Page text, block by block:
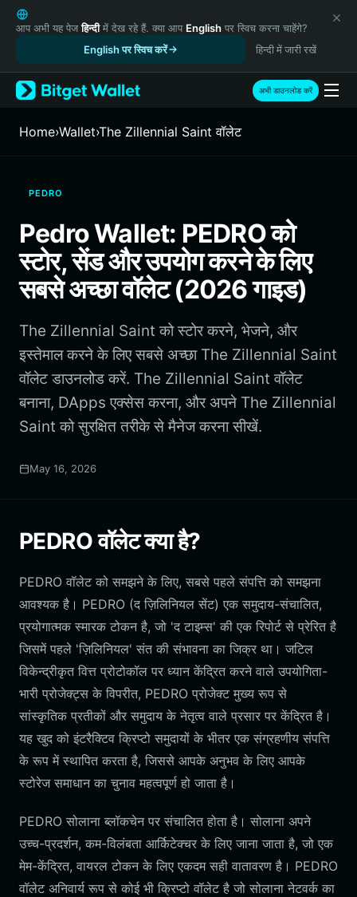
English
日本語
Русский
Español (Latinoamérica)
Türkçe
Italiano
繁體中文
Português (Portugal)
Bahasa Indonesia
ภาษาไทย
Português (Brasil)
Español (Argentina)
आप अभी यह पेजहिन्दीमें देख रहे हैं. क्या आप English पर स्विच करना चाहेंगे?
English पर स्विच करें
हिन्दी में जारी रखें
अभी डाउनलोड करें
Home›Wallet›The Zillennial Saint वॉलेट
PEDRO
Pedro Wallet: PEDRO को
स्टोर, सेंड और उपयोग करने के लिए
सबसे अच्छा वॉलेट (2026 गाइड)
The Zillennial Saint को स्टोर करने, भेजने, और
इस्तेमाल करने के लिए सबसे अच्छा The Zillennial Saint
वॉलेट डाउनलोड करें. The Zillennial Saint वॉलेट
बनाना, DApps एक्सेस करना, और अपने The Zillennial
Saint को सुरक्षित तरीके से मैनेज करना सीखें.
May 16, 2026
PEDRO वॉलेट क्या है?
PEDRO वॉलेट को समझने के लिए, सबसे पहले संपत्ति को समझना
आवश्यक है। PEDRO (द ज़िलिनियल सेंट) एक समुदाय-संचालित,
प्रयोगात्मक स्मारक टोकन है, जो 'द टाइम्स' की एक रिपोर्ट से प्रेरित है
जिसमें पहले 'ज़िलिनियल' संत की संभावना का जिक्र था। जटिल
विकेन्द्रीकृत वित्त प्रोटोकॉल पर ध्यान केंद्रित करने वाले उपयोगिता-
भारी प्रोजेक्ट्स के विपरीत, PEDRO प्रोजेक्ट मुख्य रूप से
सांस्कृतिक प्रतीकों और समुदाय के नेतृत्व वाले प्रसार पर केंद्रित है।
यह खुद को इंटरैक्टिव क्रिप्टो समुदायों के भीतर एक संग्रहणीय संपत्ति
के रूप में स्थापित करता है, जिससे आपके अनुभव के लिए आपके
स्टोरेज समाधान का चुनाव महत्वपूर्ण हो जाता है।
PEDRO सोलाना ब्लॉकचेन पर संचालित होता है। सोलाना अपने
उच्च-प्रदर्शन, कम-विलंबता आर्किटेक्चर के लिए जाना जाता है, जो एक
मेम-केंद्रित, वायरल टोकन के लिए एकदम सही वातावरण है। PEDRO
वॉलेट अनिवार्य रूप से कोई भी क्रिप्टो वॉलेट है जो सोलाना नेटवर्क का